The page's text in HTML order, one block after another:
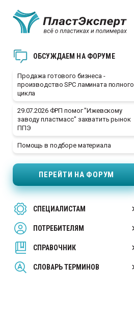
ОБСУЖДАЕМ НА ФОРУМЕ
Продажа готового бизнеса -
производство SPC ламината полного
цикла
29.07.2026 ФРП помог "Ижевскому
заводу пластмасс" захватить рынок
ППЭ
Помощь в подборе материала
ПЕРЕЙТИ НА ФОРУМ
СПЕЦИАЛИСТАМ
ПОТРЕБИТЕЛЯМ
СПРАВОЧНИК
СЛОВАРЬ ТЕРМИНОВ